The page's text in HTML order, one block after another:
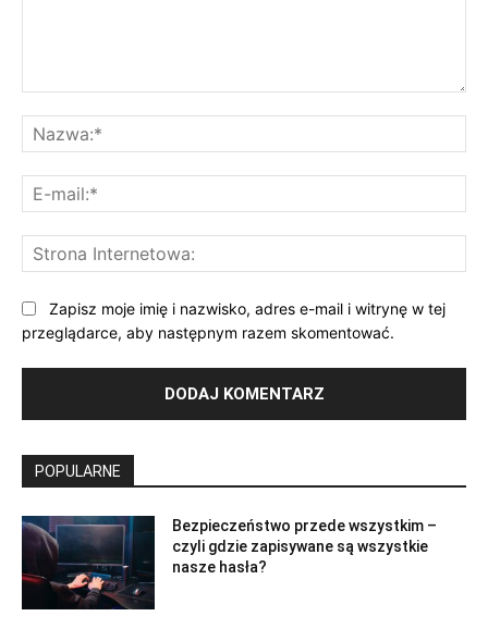
Zapisz moje imię i nazwisko, adres e-mail i witrynę w tej
przeglądarce, aby następnym razem skomentować.
POPULARNE
Bezpieczeństwo przede wszystkim –
czyli gdzie zapisywane są wszystkie
nasze hasła?